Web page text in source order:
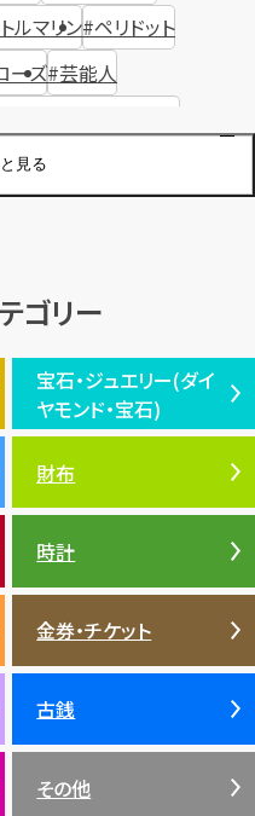
見る
トルマリン ペリドット
ーズ 芸能人
ピゲ
ウブロ
・ヴィトン 豆知識 カルティエ
グッチ 買取 プラダ
ブルガリ
アメジスト
バレンシアガ
ゲ SDGs
ゴリー
宝石・ジュエリー(ダイ
ヤモンド・宝石)
宝石・ジュエリー(ダイヤモ
ンド・宝石)TOP
ダイヤモンド
エメラルド
ルビー
サファイア
パール
サンゴ
ヒスイ
財布
時計
金券・チケット
古銭
その他